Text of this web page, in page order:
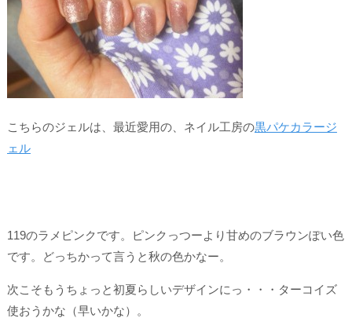
こちらのジェルは、最近愛用の、ネイル工房の黒パケカラージ
ェル
119のラメピンクです。ピンクっつーより甘めのブラウンぽい色
です。どっちかって言うと秋の色かなー。
次こそもうちょっと初夏らしいデザインにっ・・・ターコイズ
使おうかな（早いかな）。